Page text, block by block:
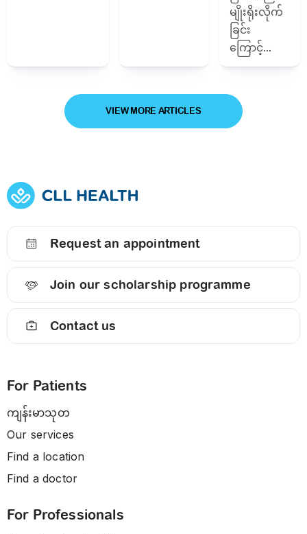
မျိုးရိုးလိုက်
ခြင်း
ကြောင့်...
VIEW MORE ARTICLES
Request an appointment
Join our scholarship programme
Contact us
For Patients
ကျန်းမာသုတ
Our services
Find a location
Find a doctor
For Professionals